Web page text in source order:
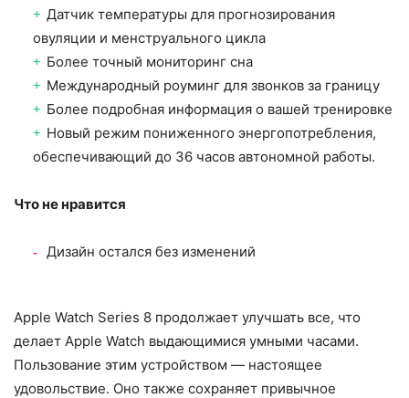
Датчик температуры для прогнозирования
овуляции и менструального цикла
Более точный мониторинг сна
Международный роуминг для звонков за границу
Более подробная информация о вашей тренировке
Новый режим пониженного энергопотребления,
обеспечивающий до 36 часов автономной работы.
Что не нравится
Дизайн остался без изменений
Apple Watch Series 8 продолжает улучшать все, что
делает Apple Watch выдающимися умными часами.
Пользование этим устройством — настоящее
удовольствие. Оно также сохраняет привычное